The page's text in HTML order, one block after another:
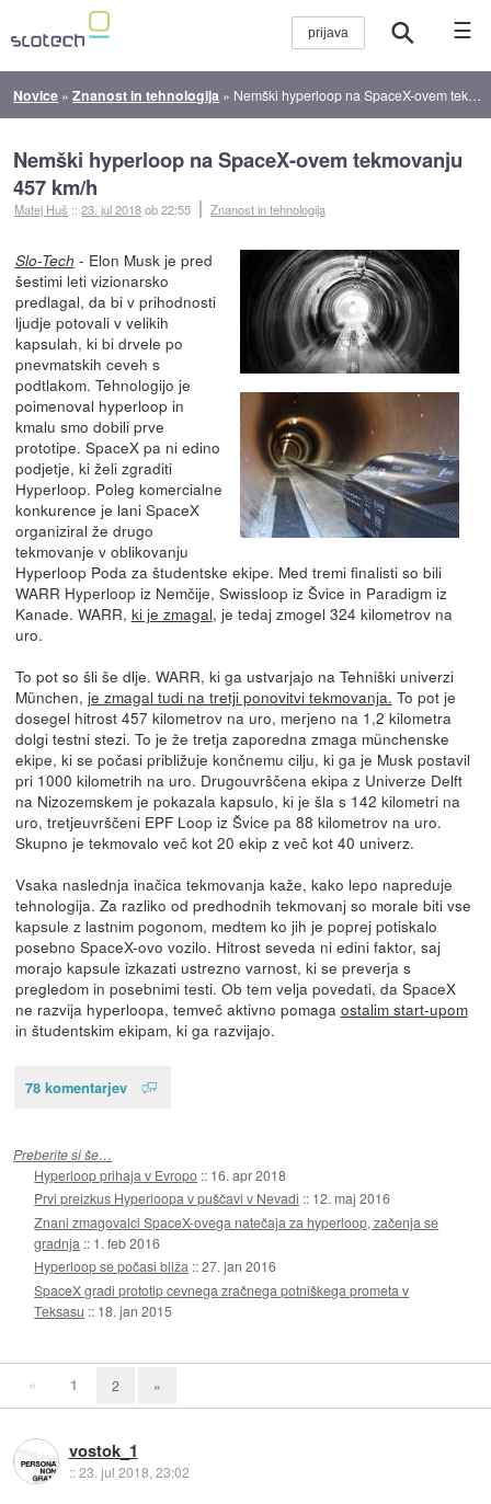
☰
Novice »Znanost in tehnologija » Nemški hyperloop na SpaceX-ovem tekmovanju 457 km/h
Nemški hyperloop na SpaceX-ovem tekmovanju
457 km/h
Matej Huš ::23. jul 2018ob 22:55 Znanost in tehnologija
Slo-Tech - Elon Musk je pred
šestimi leti vizionarsko
predlagal, da bi v prihodnosti
ljudje potovali v velikih
kapsulah, ki bi drvele po
pnevmatskih ceveh s
podtlakom. Tehnologijo je
poimenoval hyperloop in
kmalu smo dobili prve
prototipe. SpaceX pa ni edino
podjetje, ki želi zgraditi
Hyperloop. Poleg komercialne
konkurence je lani SpaceX
organiziral že drugo
tekmovanje v oblikovanju
Hyperloop Poda za študentske ekipe. Med tremi finalisti so bili
WARR Hyperloop iz Nemčije, Swissloop iz Švice in Paradigm iz
Kanade. WARR, ki je zmagal, je tedaj zmogel 324 kilometrov na
uro.
To pot so šli še dlje. WARR, ki ga ustvarjajo na Tehniški univerzi
München, je zmagal tudi na tretji ponovitvi tekmovanja. To pot je
dosegel hitrost 457 kilometrov na uro, merjeno na 1,2 kilometra
dolgi testni stezi. To je že tretja zaporedna zmaga münchenske
ekipe, ki se počasi približuje končnemu cilju, ki ga je Musk postavil
pri 1000 kilometrih na uro. Drugouvrščena ekipa z Univerze Delft
na Nizozemskem je pokazala kapsulo, ki je šla s 142 kilometri na
uro, tretjeuvrščeni EPF Loop iz Švice pa 88 kilometrov na uro.
Skupno je tekmovalo več kot 20 ekip z več kot 40 univerz.
Vsaka naslednja inačica tekmovanja kaže, kako lepo napreduje
tehnologija. Za razliko od predhodnih tekmovanj so morale biti vse
kapsule z lastnim pogonom, medtem ko jih je poprej potiskalo
posebno SpaceX-ovo vozilo. Hitrost seveda ni edini faktor, saj
morajo kapsule izkazati ustrezno varnost, ki se preverja s
pregledom in posebnimi testi. Ob tem velja povedati, da SpaceX
ne razvija hyperloopa, temveč aktivno pomaga ostalim start-upom
in študentskim ekipam, ki ga razvijajo.
78 komentarjev
Preberite si še…
Hyperloop prihaja v Evropo :: 16. apr 2018
Prvi preizkus Hyperloopa v puščavi v Nevadi :: 12. maj 2016
Znani zmagovalci SpaceX-ovega natečaja za hyperloop, začenja se
gradnja :: 1. feb 2016
Hyperloop se počasi bliža ::27. jan 2016
SpaceX gradi prototip cevnega zračnega potniškega prometa v
Teksasu :: 18. jan 2015
« 1 2 »
vostok_1
::23. jul 2018, 23:02